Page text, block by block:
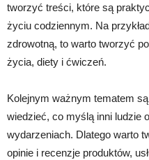
tworzyć treści, które są
życiu codziennym. Na
zdrowotną, to warto tworzyć
życia, diety i ćwiczeń.
Kolejnym ważnym tematem
wiedzieć, co myślą inni ludzie
wydarzeniach. Dlatego warto
opinie i recenzje produktów,